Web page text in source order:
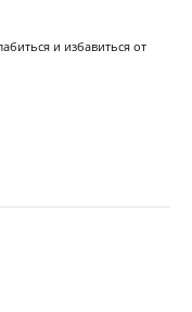
и избавиться от